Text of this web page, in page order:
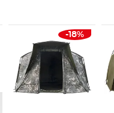
-18%